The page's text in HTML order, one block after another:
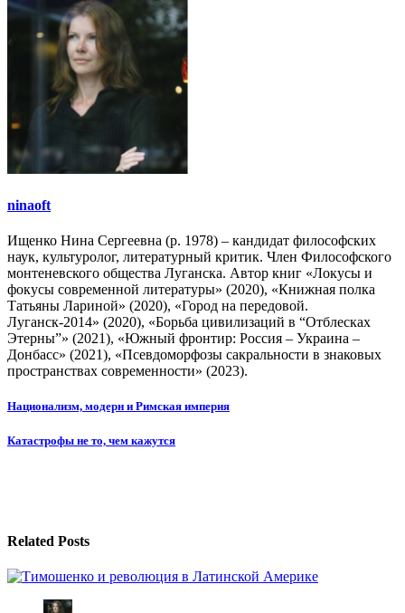
ninaoft
Ищенко Нина Сергеевна (р. 1978) – кандидат философских
наук, культуролог, литературный критик. Член Философского
монтеневского общества Луганска. Автор книг «Локусы и
фокусы современной литературы» (2020), «Книжная полка
Татьяны Лариной» (2020), «Город на передовой.
Луганск-2014» (2020), «Борьба цивилизаций в “Отблесках
Этерны”» (2021), «Южный фронтир: Россия – Украина –
Донбасс» (2021), «Псевдоморфозы сакральности в знаковых
пространствах современности» (2023).
Навигация
по
Национализм, модерн и Римская империя
Катастрофы не то, чем кажутся
Related Posts